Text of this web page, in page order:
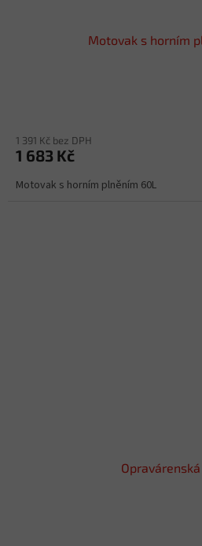
Motovak s horním
1 391 Kč bez DPH
1 683 Kč
Motovak s horním plněním 60L